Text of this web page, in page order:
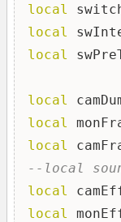
local
local
local
local
local
local
--local
local
local